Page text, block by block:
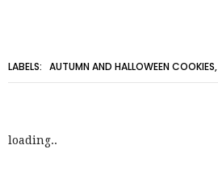
LABELS: AUTUMN AND HALLOWEEN COOKIES,
loading..